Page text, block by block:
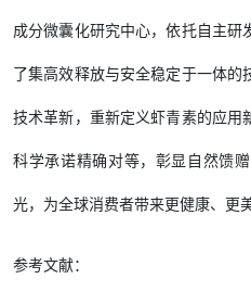
成分微囊化研究中心，依托自主
了集高效释放与安全稳定于一体
技术革新，重新定义虾青素的应
科学承诺精确对等，彰显自然馈
光，为全球消费者带来更健康、更
参考文献：